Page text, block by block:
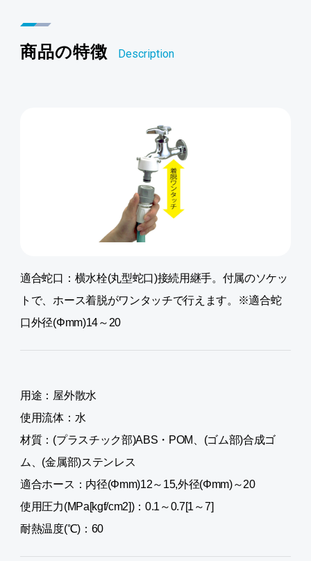
商品の特徴 Description
適合蛇口：横水栓(丸型蛇口)接続用継手。付属のソケッ
トで、ホース着脱がワンタッチで行えます。※適合蛇
口外径(Φmm)14～20
用途：屋外散水
使用流体：水
材質：(プラスチック部)ABS・POM、(ゴム部)合成ゴ
ム、(金属部)ステンレス
適合ホース：内径(Φmm)12～15,外径(Φmm)～20
使用圧力(MPa[kgf/cm2])：0.1～0.7[1～7]
耐熱温度(℃)：60